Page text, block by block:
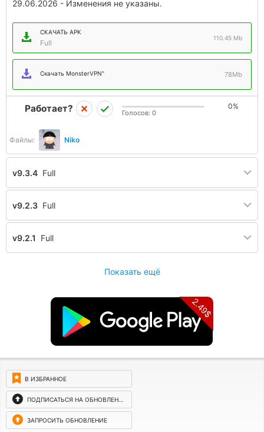
29.06.2026 - Изменения не указаны.
СКАЧАТЬ APK
Full
110.45 Mb
Скачать MonsterVPN" 78Mb
Файлы: Niko
Работает? 0%
Голосов: 0
v9.3.4 Full
v9.2.3 Full
v9.2.1 Full
Показать ещё
2.49$
В ИЗБРАННОЕ
ПОДПИСАТЬСЯ НА ОБНОВЛЕНИЯ
ЗАПРОСИТЬ ОБНОВЛЕНИЕ